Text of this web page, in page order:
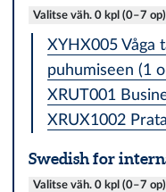
Valitse väh. 0 kpl (0–7 op)
XYHX005 Våga
puhumiseen (1
XRUT001
XRUX1002
Swedish for
Valitse väh. 0 kpl (0–7 op)